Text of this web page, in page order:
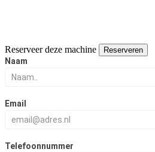
Reserveer deze machine Reserveren
Reserveer
deze
naaimachine
Naam
Email
Telefoonnummer